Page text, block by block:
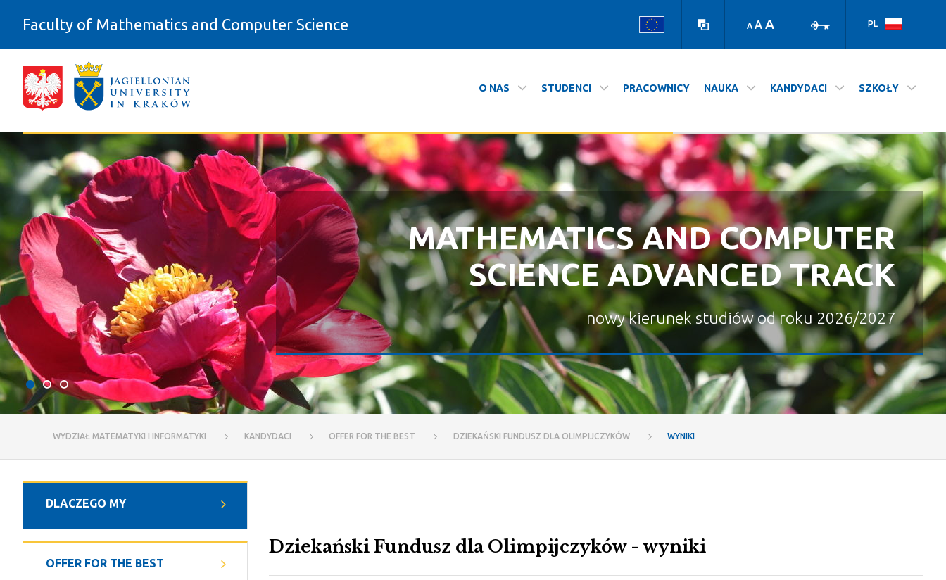
Faculty of Mathematics and Computer Science
version
A A A
PL
O NAS STUDENCI PRACOWNICY NAUKA KANDYDACI SZKOŁY
Wyniki - Wydział Matematyki i Informatyki
MATHEMATICS AND COMPUTER
SCIENCE ADVANCED TRACK
nowy kierunek studiów od roku 2026/2027
ZAPRASZAMY NA NASZ WYDZIAŁ
STUDIUJ NA UJ
WYDZIAŁ MATEMATYKI I INFORMATYKI KANDYDACI OFFER FOR THE BEST DZIEKAŃSKI FUNDUSZ DLA OLIMPIJCZYKÓW WYNIKI
DLACZEGO MY
OFFER FOR THE BEST
Dziekański Fundusz dla Olimpijczyków - wyniki